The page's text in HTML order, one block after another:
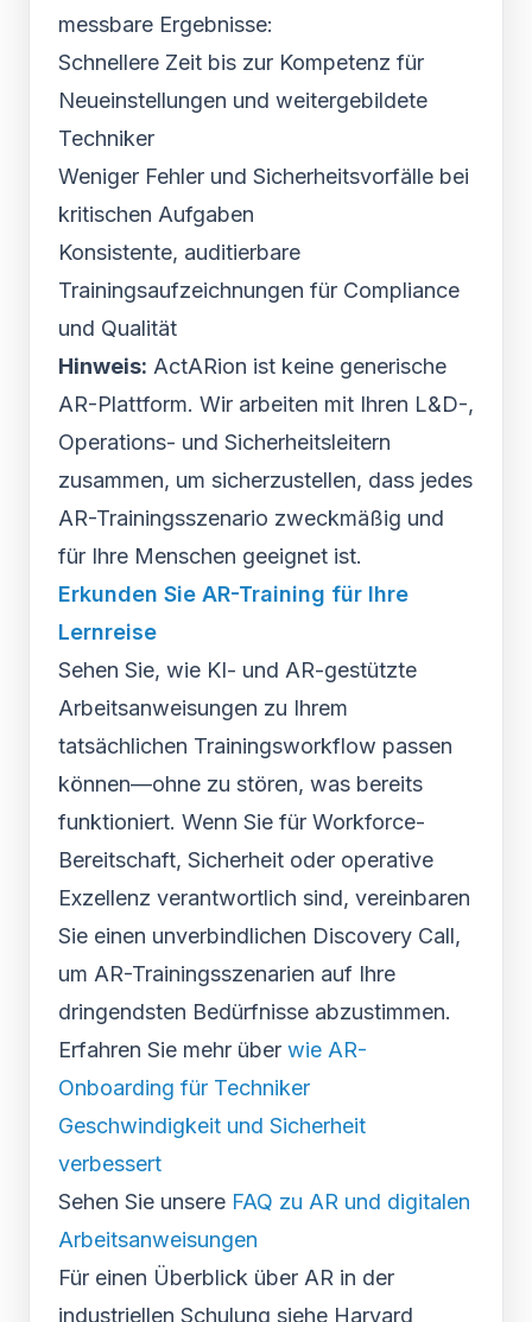
messbare Ergebnisse:
Schnellere Zeit bis zur Kompetenz für
Neueinstellungen und weitergebildete
Techniker
Weniger Fehler und Sicherheitsvorfälle bei
kritischen Aufgaben
Konsistente, auditierbare
Trainingsaufzeichnungen für Compliance
und Qualität
Hinweis: ActARion ist keine generische
AR-Plattform. Wir arbeiten mit Ihren L&D-,
Operations- und Sicherheitsleitern
zusammen, um sicherzustellen, dass jedes
AR-Trainingsszenario zweckmäßig und
für Ihre Menschen geeignet ist.
Erkunden Sie AR-Training für Ihre
Lernreise
Sehen Sie, wie KI- und AR-gestützte
Arbeitsanweisungen zu Ihrem
tatsächlichen Trainingsworkflow passen
können—ohne zu stören, was bereits
funktioniert. Wenn Sie für Workforce-
Bereitschaft, Sicherheit oder operative
Exzellenz verantwortlich sind, vereinbaren
Sie einen unverbindlichen Discovery Call,
um AR-Trainingsszenarien auf Ihre
dringendsten Bedürfnisse abzustimmen.
Erfahren Sie mehr über wie AR-
Onboarding für Techniker
Geschwindigkeit und Sicherheit
verbessert
Sehen Sie unsere FAQ zu AR und digitalen
Arbeitsanweisungen
Für einen Überblick über AR in der
industriellen Schulung siehe Harvard